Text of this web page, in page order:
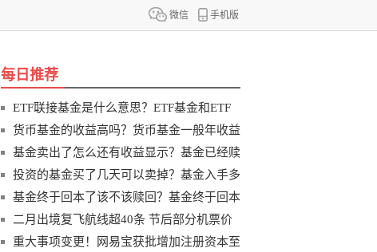
微信 手机版
每日推荐
ETF联接基金是什么意思？ETF基金和ETF
联
货币基金的收益高吗？货币基金一般年收益
基金卖出了怎么还有收益显示？基金已经赎
投资的基金买了几天可以卖掉？基金入手多
基金终于回本了该不该赎回？基金终于回本
二月出境复飞航线超40条 节后部分机票价
重大事项变更！网易宝获批增加注册资本至